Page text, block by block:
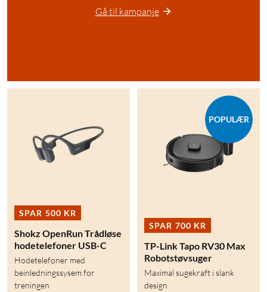
Gå til kampanje
SPAR 500 KR
Shokz OpenRun Trådløse
hodetelefoner USB-C
Hodetelefoner med
beinledningssysem for
treningen
POPULÆR
SPAR 700 KR
TP-Link Tapo RV30 Max
Robotstøvsuger
Maximal sugekraft i slank
design